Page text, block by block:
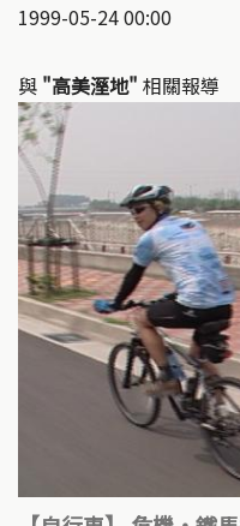
1999-05-24 00:00
與 "高美溼地" 相關報導